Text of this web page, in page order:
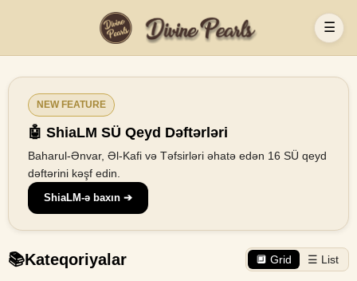
☰
NEW FEATURE
🤖 ShiaLM SÜ Qeyd Dəftərləri
Baharul-Ənvar, Əl-Kafi və Təfsirləri əhatə edən 16 SÜ qeyd
dəftərini kəşf edin.
ShiaLM-ə baxın ➔
📚Kateqoriyalar 🔲 Grid ☰ List